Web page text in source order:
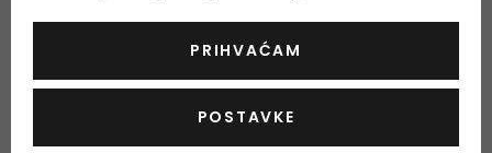
PRIHVAĆAM
POSTAVKE